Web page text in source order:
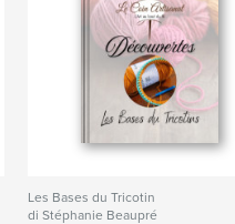
Les Bases du Tricotin
di Stéphanie Beaupré